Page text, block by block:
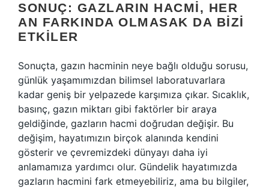
SONUÇ: GAZLARIN HACMI, HER
AN FARKINDA OLMASAK DA BIZI
ETKILER
Sonuçta, gazın hacminin neye bağlı olduğu sorusu,
günlük yaşamımızdan bilimsel laboratuvarlara
kadar geniş bir yelpazede karşımıza çıkar. Sıcaklık,
basınç, gazın miktarı gibi faktörler bir araya
geldiğinde, gazların hacmi doğrudan değişir. Bu
değişim, hayatımızın birçok alanında kendini
gösterir ve çevremizdeki dünyayı daha iyi
anlamamıza yardımcı olur. Gündelik hayatımızda
gazların hacmini fark etmeyebiliriz, ama bu bilgiler,